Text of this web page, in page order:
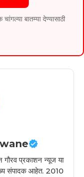
बातम्या देण्यासाठी
गौरव प्रकाशन न्यूज या
संपादक आहेत. 2010